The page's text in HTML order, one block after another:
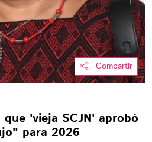
Compartir
'vieja SCJN' aprobó
para 2026